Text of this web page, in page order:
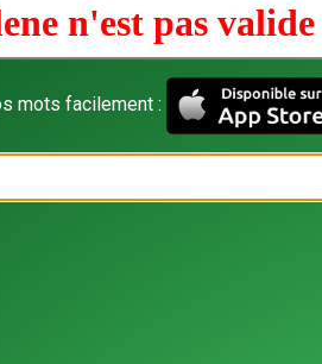
n'est pas
mots facilement :